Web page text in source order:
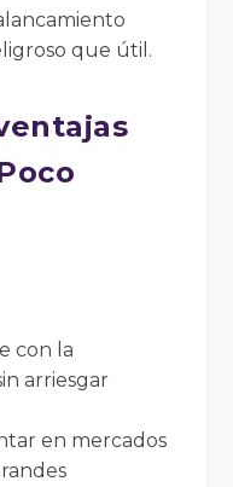
que útil.
con la
arriesgar
en mercados